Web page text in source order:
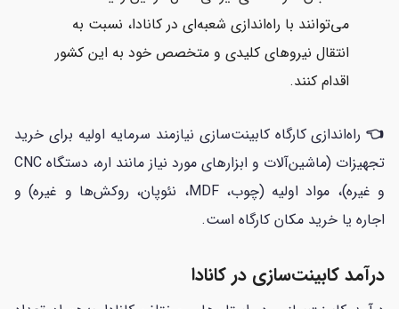
می‌توانند با راه‌اندازی شعبه‌ای در کانادا، نسبت به
انتقال نیروهای کلیدی و متخصص خود به این کشور
اقدام کنند.
👈 راه‌اندازی کارگاه کابینت‌سازی نیازمند سرمایه اولیه برای خرید
تجهیزات (ماشین‌آلات و ابزارهای مورد نیاز مانند اره، دستگاه CNC
و غیره)، مواد اولیه (چوب، MDF، نئوپان، روکش‌ها و غیره) و
اجاره یا خرید مکان کارگاه است.
درآمد کابینت‌سازی در کانادا